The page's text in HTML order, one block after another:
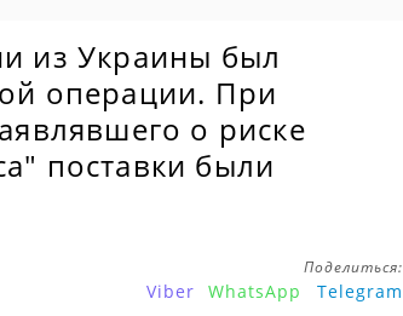
из Украины был
операции. При
о риске
поставки были
Поделиться:
Viber WhatsApp Telegram